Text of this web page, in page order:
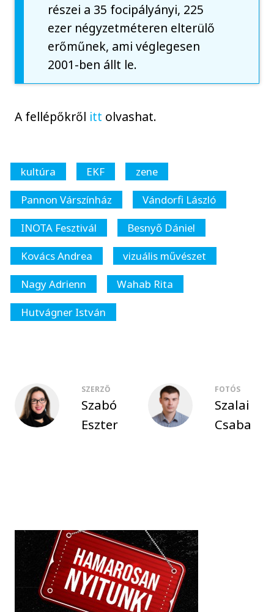
részei a 35 focipályányi, 225
ezer négyzetméteren elterülő
erőműnek, ami véglegesen
2001-ben állt le.
A fellépőkről itt olvashat.
kultúra EKF
zene
Pannon Várszínház
Vándorfi László
INOTA Fesztivál
Besnyő Dániel
Kovács Andrea
vizuális művészet
Nagy Adrienn
Wahab Rita
Hutvágner István
SZERZŐ
Szabó
Eszter
FOTÓS
Szalai
Csaba